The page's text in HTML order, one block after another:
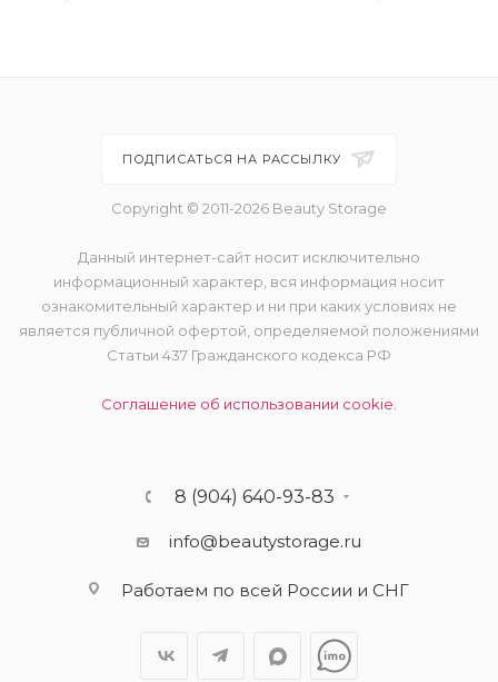
ПОДПИСАТЬСЯ НА РАССЫЛКУ
Copyright © 2011-2026 Beauty Storage
Данный интернет-сайт носит исключительно
информационный характер, вся информация носит
ознакомительный характер и ни при каких условиях не
является публичной офертой, определяемой положениями
Статьи 437 Гражданского кодекса РФ
Соглашение об использовании cookie.
8 (904) 640-93-83
info@beautystorage.ru
Работаем по всей России и СНГ